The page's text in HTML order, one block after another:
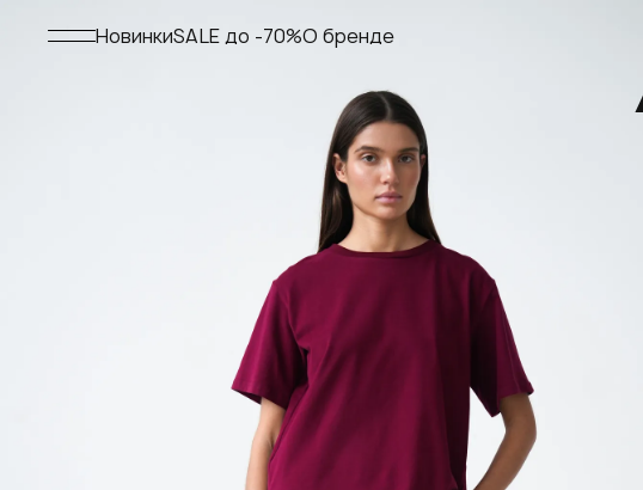
НовинкиSALE до -70%О бренде